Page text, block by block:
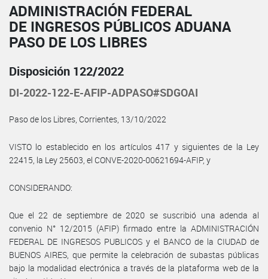
ADMINISTRACIÓN FEDERAL
DE INGRESOS PÚBLICOS ADUANA
PASO DE LOS LIBRES
Disposición 122/2022
DI-2022-122-E-AFIP-ADPASO#SDGOAI
Paso de los Libres, Corrientes, 13/10/2022
VISTO lo establecido en los artículos 417 y siguientes de la Ley
22415, la Ley 25603, el CONVE-2020-00621694-AFIP, y
CONSIDERANDO:
Que el 22 de septiembre de 2020 se suscribió una adenda al
convenio N° 12/2015 (AFIP) firmado entre la ADMINISTRACIÓN
FEDERAL DE INGRESOS PUBLICOS y el BANCO de la CIUDAD de
BUENOS AIRES, que permite la celebración de subastas públicas
bajo la modalidad electrónica a través de la plataforma web de la